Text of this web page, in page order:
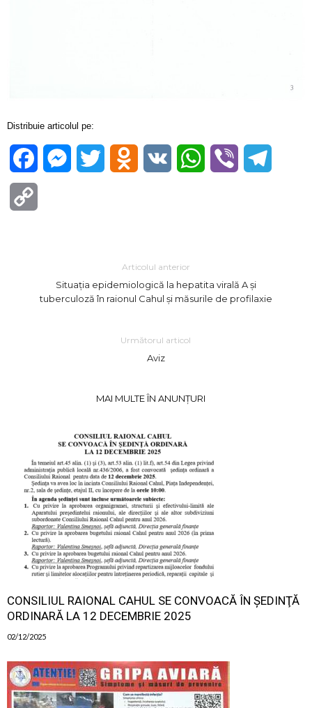
Distribuie articolul pe:
FacebookMessenger
Twitter Odnoklassniki
VK WhatsApp
Viber
Articolul anterior
Situația epidemiologică la hepatita virală A și
tuberculoză în raionul Cahul și măsurile de profilaxie
Următorul articol
Aviz
MAI MULTE ÎN ANUNȚURI
CONSILIUL RAIONAL CAHUL SE CONVOACĂ ÎN ŞEDINŢĂ
ORDINARĂ LA 12 DECEMBRIE 2025
02/12/2025